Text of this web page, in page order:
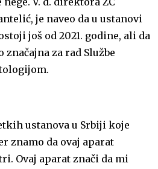
je naveo da u ustanovi
još od 2021. godine, ali da
za rad Službe
ustanova u Srbiji koje
znamo da ovaj aparat
Ovaj aparat znači da mi